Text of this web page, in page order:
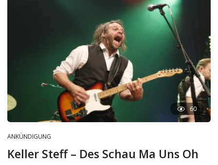
60
ANKÜNDIGUNG
Keller Steff – Des Schau Ma Uns Oh